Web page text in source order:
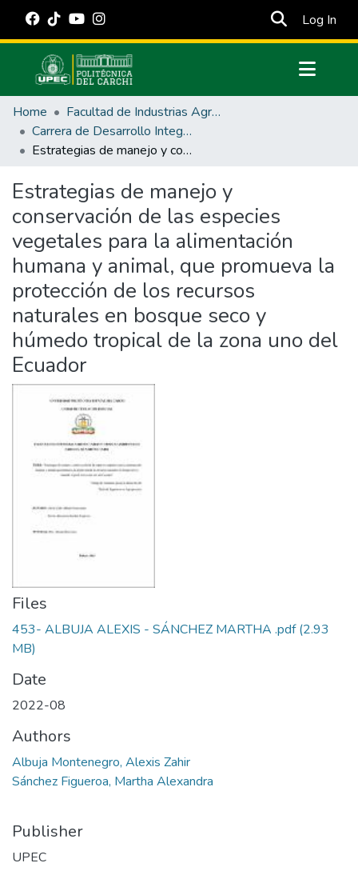
Log In
Communities & Collections
All of DSpace
Statistics
Estadísticas Externas
Manuales
Home
Facultad de Industrias Agropecuarias y Ciencias Ambientales
Carrera de Desarrollo Integral Agropecuario
Estrategias de manejo y conservación de las especies vegetales para la alimentación humana y animal, que promueva la protección de los recursos naturales en bosque seco y húmedo tropical de la zona uno del Ecuador
Estrategias de manejo y
conservación de las especies
vegetales para la alimentación
humana y animal, que promueva la
protección de los recursos
naturales en bosque seco y
húmedo tropical de la zona uno del
Ecuador
Files
453- ALBUJA ALEXIS - SÁNCHEZ MARTHA .pdf(2.93
MB)
Date
2022-08
Authors
Albuja Montenegro, Alexis Zahir
Sánchez Figueroa, Martha Alexandra
Publisher
UPEC